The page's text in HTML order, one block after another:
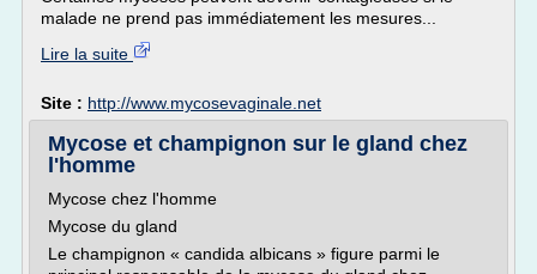
malade ne prend pas immédiatement les mesures...
Lire la suite
Site : http://www.mycosevaginale.net
Mycose et champignon sur le gland chez
l'homme
Mycose chez l'homme
Mycose du gland
Le champignon « candida albicans » figure parmi le